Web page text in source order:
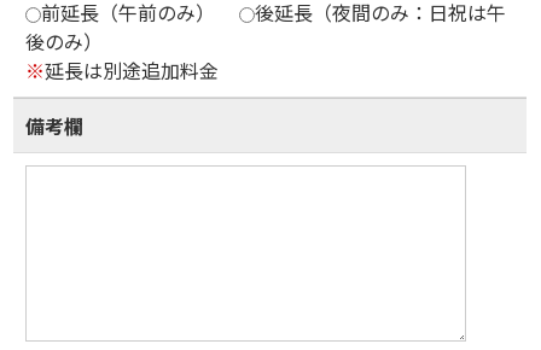
前延長（午前のみ）
後延長（夜間のみ：日祝は午
後のみ）
※延長は別途追加料金
備考欄